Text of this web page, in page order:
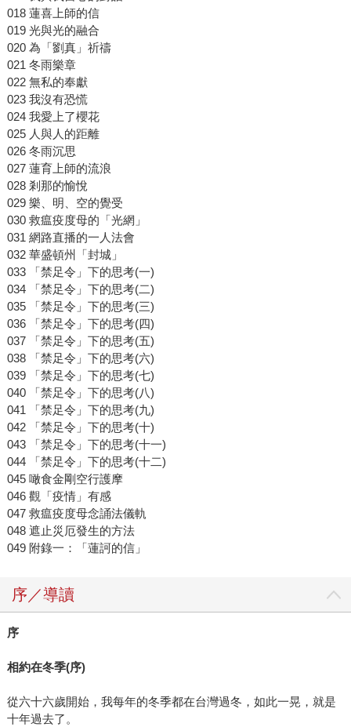
018 蓮喜上師的信
019 光與光的融合
020 為「劉真」祈禱
021 冬雨樂章
022 無私的奉獻
023 我沒有恐慌
024 我愛上了櫻花
025 人與人的距離
026 冬雨沉思
027 蓮育上師的流浪
028 剎那的愉悅
029 樂、明、空的覺受
030 救瘟疫度母的「光網」
031 網路直播的一人法會
032 華盛頓州「封城」
033 「禁足令」下的思考(一)
034 「禁足令」下的思考(二)
035 「禁足令」下的思考(三)
036 「禁足令」下的思考(四)
037 「禁足令」下的思考(五)
038 「禁足令」下的思考(六)
039 「禁足令」下的思考(七)
040 「禁足令」下的思考(八)
041 「禁足令」下的思考(九)
042 「禁足令」下的思考(十)
043 「禁足令」下的思考(十一)
044 「禁足令」下的思考(十二)
045 噉食金剛空行護摩
046 觀「疫情」有感
047 救瘟疫度母念誦法儀軌
048 遮止災厄發生的方法
049 附錄一：「蓮訶的信」
序／導讀
序
相約在冬季(序)
從六十六歲開始，我每年的冬季都在台灣過冬，如此一晃，就是
十年過去了。